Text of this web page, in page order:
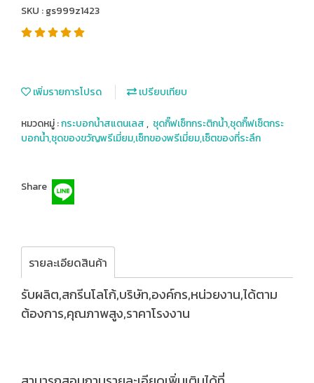
SKU : gs999z1423
เพิ่มรายการโปรด เปรียบเทียบ
หมวดหมู่ :กระบอกน้ำสแตนเลส, ชุดกิ๊ฟเซ็ทกระติกน้ำ,ชุดกิ๊ฟเซ็ตกระ
บอกน้ำ,ชุดของขวัญพรีเมี่ยม,เซ็ทของพรีเมี่ยม,เซ็ตของที่ระลึก
Share
รายละเอียดสินค้า
รับผลิต,สกรีนโลโก้,บริษัท,องค์กร,หน่วยงาน,ได้ตาม
ต้องการ,คุณภาพสูง,ราคาโรงงาน